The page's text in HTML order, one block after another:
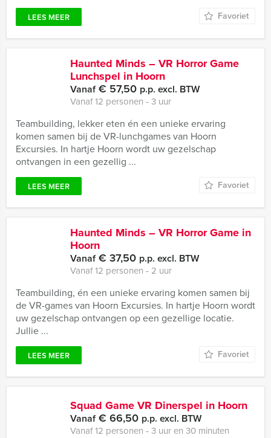
LEES MEER Favoriet
Haunted Minds – VR Horror Game
Lunchspel in Hoorn
Vanaf€ 57,50 p.p. excl. BTW
Vanaf 12 personen ‐ 3 uur
Teambuilding, lekker eten én een unieke ervaring
komen samen bij de VR-lunchgames van Hoorn
Excursies. In hartje Hoorn wordt uw gezelschap
ontvangen in een gezellig ...
LEES MEER Favoriet
Haunted Minds – VR Horror Game in
Hoorn
Vanaf€ 37,50 p.p. excl. BTW
Vanaf 12 personen ‐ 2 uur
Teambuilding, én een unieke ervaring komen samen bij
de VR-games van Hoorn Excursies. In hartje Hoorn wordt
uw gezelschap ontvangen op een gezellige locatie.
Jullie ...
LEES MEER Favoriet
Squad Game VR Dinerspel in Hoorn
Vanaf€ 66,50 p.p. excl. BTW
Vanaf 12 personen ‐ 3 uur en 30 minuten